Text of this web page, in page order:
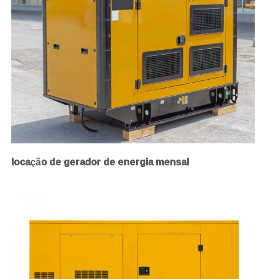
locação de gerador de energia mensal